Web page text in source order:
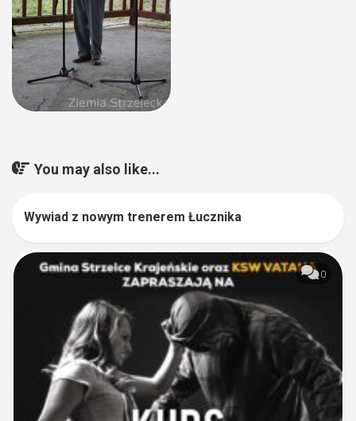
You may also like...
Wywiad z nowym trenerem Łucznika
0